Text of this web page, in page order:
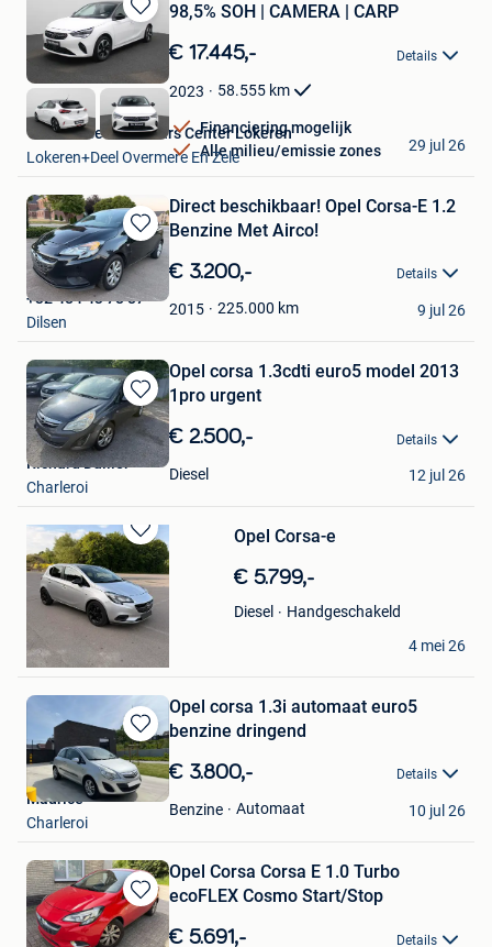
Bewaren
in
Favorieten
98,5% SOH | CAMERA | CARP
€ 17.445,- Details
2023 58.555 km
Financiering mogelijk
Alle milieu/emissie zones
Van Mossel Used Cars Center Lokeren
Lokeren+Deel Overmere En Zele
29 jul 26
Bewaren
in
Mijn
Favorieten
Direct beschikbaar! Opel Corsa-E 1.2
Benzine Met Airco!
€ 3.200,- Details
2015 225.000 km
+32 484 43 78 87
Dilsen
9 jul 26
Bewaren
in
Mijn
Favorieten
Opel corsa 1.3cdti euro5 model 2013
1pro urgent
€ 2.500,- Details
Diesel
Richard Dullier
Charleroi
12 jul 26
Bewaren
in
Mijn
Favorieten
Opel Corsa-e
€ 5.799,-
Diesel
Handgeschakeld
Abdullah Alsulyman
Schepdaal
4 mei 26
Bewaren
in
Mijn
Favorieten
Opel corsa 1.3i automaat euro5
benzine dringend
€ 3.800,- Details
Benzine Automaat
Maurice
Charleroi
10 jul 26
Bewaren
in
Opel Corsa Corsa E 1.0 Turbo
ecoFLEX Cosmo Start/Stop
€ 5.691,- Details